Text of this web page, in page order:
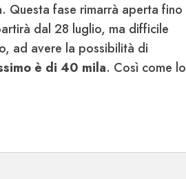
Questa fase rimarrà aperta fino
dal 28 luglio, ma difficile
ad avere la possibilità di
è di 40 mila. Così come lo